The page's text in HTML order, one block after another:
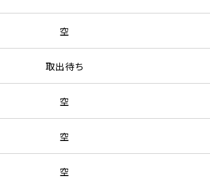
空
取出待ち
空
空
空